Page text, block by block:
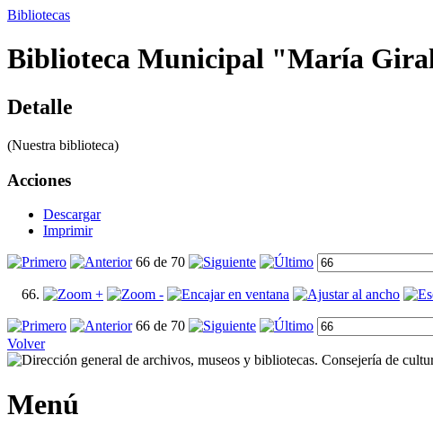
Bibliotecas
Biblioteca Municipal "María
Detalle
(Nuestra biblioteca)
Acciones
Descargar
Imprimir
66 de 70
66 de 70
Volver
Menú